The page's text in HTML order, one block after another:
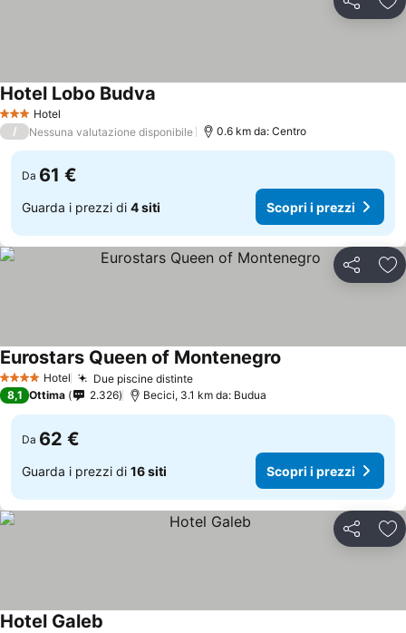
Condividi
3 StelleHotel
Hotel Lobo Budva
/ Nessuna valutazione disponibile 0.6 km da: Centro
Da 61 €
Guarda i prezzi di 4 siti Scopri i prezzi
Condividi
4 Stelle Hotel Due piscine distinte
Eurostars Queen of Montenegro
8,1 Ottima 2.326 Becici, 3.1 km da: Budua
Da 62 €
Guarda i prezzi di 16 siti Scopri i prezzi
Condividi
Hotel Galeb